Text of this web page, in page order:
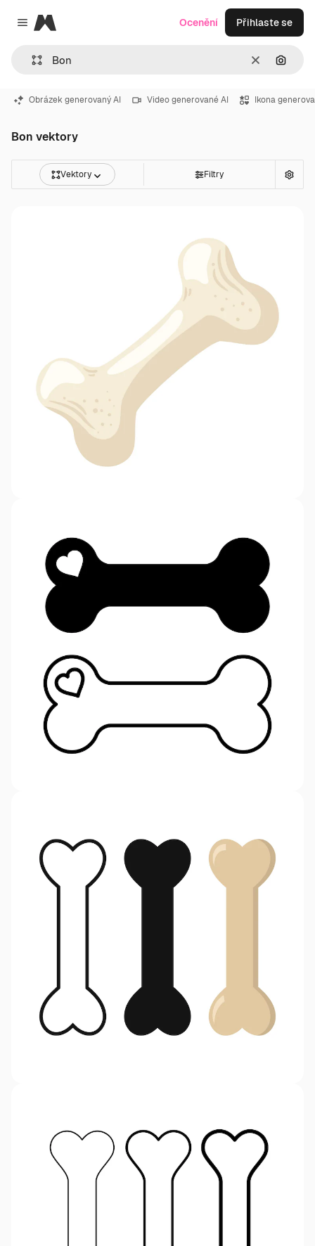
Close menu
Magnific
ZrušitHledat
Ocenění Přihlaste se
Obrázek generovaný AI Video generované AI Ikona
Bon vektory
Vektory Filtry